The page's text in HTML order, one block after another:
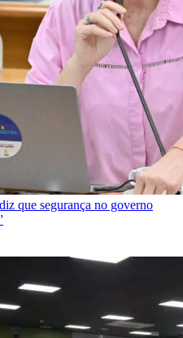
que segurança no governo